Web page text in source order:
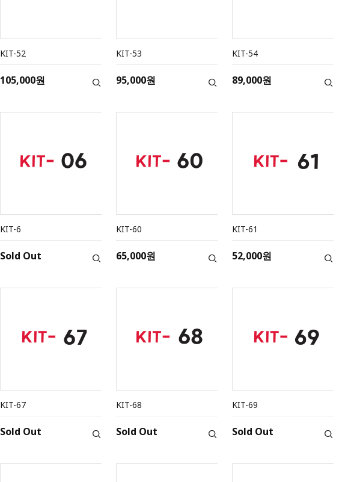
KIT-52
105,000원
KIT-53
95,000원
KIT-54
89,000원
KIT-6
Sold Out
KIT-60
65,000원
KIT-61
52,000원
KIT-67
Sold Out
KIT-68
Sold Out
KIT-69
Sold Out